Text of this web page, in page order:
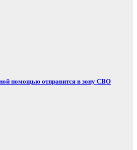
помощью отправится в зону СВО